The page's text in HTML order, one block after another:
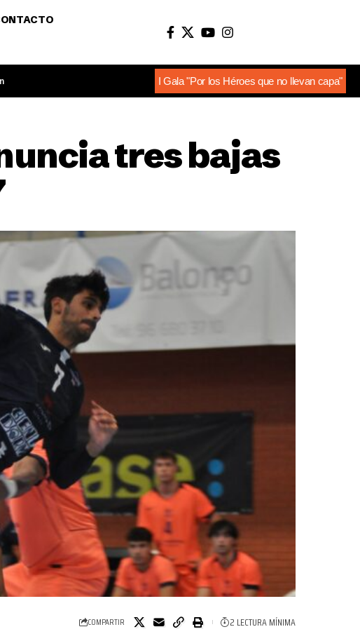
I Gala "Por los Héroes que no llevan capa"
tres bajas
COMPARTIR 2 LECTURA MÍNIMA